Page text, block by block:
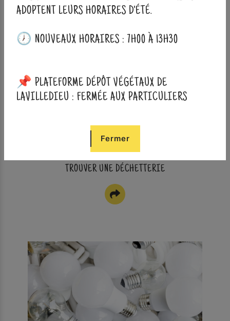
TROUVER UNE DÉCHETTERIE
ADOPTENT LEURS HORAIRES D'ÉTÉ.
🕖 NOUVEAUX HORAIRES : 7H00 À 13H30
📌 PLATEFORME DÉPÔT VÉGÉTAUX DE
LAVILLEDIEU : FERMÉE AUX PARTICULIERS
Fermer